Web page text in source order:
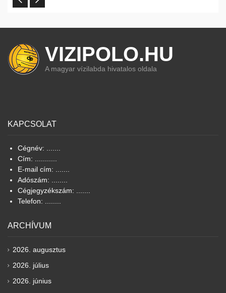
VIZIPOLO.HU
A magyar vízilabda hivatalos oldala
KAPCSOLAT
Cégnév: .......
Cím: ...........
E-mail cím: .......
Adószám: ........
Cégjegyzékszám: .......
Telefon: ........
ARCHÍVUM
2026. augusztus
2026. július
2026. június